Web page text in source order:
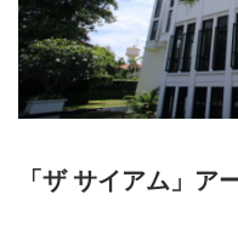
「ザ サイアム」ア